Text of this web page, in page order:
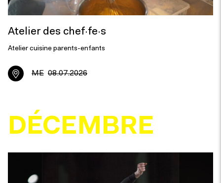
Atelier des chef·fe·s
Atelier cuisine parents-enfants
ME 08.07.2026
DÉCEMBRE